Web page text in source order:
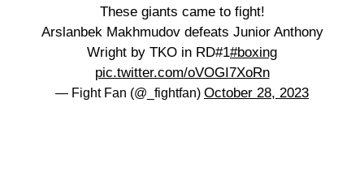
These giants came to fight!
Arslanbek Makhmudov defeats Junior Anthony
Wright by TKO in RD#1#boxing
pic.twitter.com/oVOGI7XoRn
— Fight Fan (@_fightfan) October 28, 2023